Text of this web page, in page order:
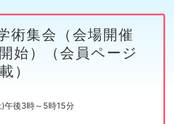
術集会（会場開催
始）（会員ページ
）
午後3時～5時15分